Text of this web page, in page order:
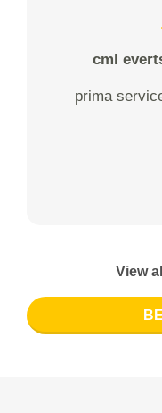
cml
prima
View